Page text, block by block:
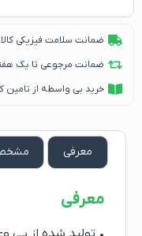
ضمانت سلامت فیزیکی
ضمانت مرجوعی تا یک
خرید بی واسطه از تامین
معرفی
معرفی